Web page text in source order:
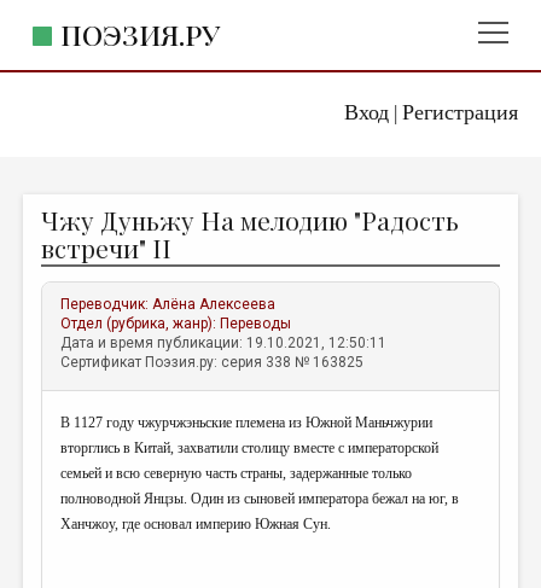
Вход| Регистрация
ПОЭЗИЯ.РУ
ЖАНРЫ
АВТОРЫ
КОММЕНТАРИИ
ЛИТСАЛОН
ПРАВИЛА САЙТА
ОТДЕЛЫ И РУБРИКИ
ИЗБРАННОЕ
Чжу Дуньжу На мелодию "Радость
встречи" II
Переводчик:Алёна Алексеева
Отдел (рубрика, жанр): Переводы
Дата и время публикации: 19.10.2021, 12:50:11
Сертификат Поэзия.ру: серия 338 № 163825
В 1127 году чжурчжэньские племена из Южной Маньчжурии
вторглись в Китай, захватили столицу вместе с императорской
семьей и всю северную часть страны, задержанные только
полноводной Янцзы. Один из сыновей императора бежал на юг, в
Ханчжоу, где основал империю Южная Сун.